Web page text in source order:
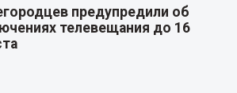
предупредили об
телевещания до 16